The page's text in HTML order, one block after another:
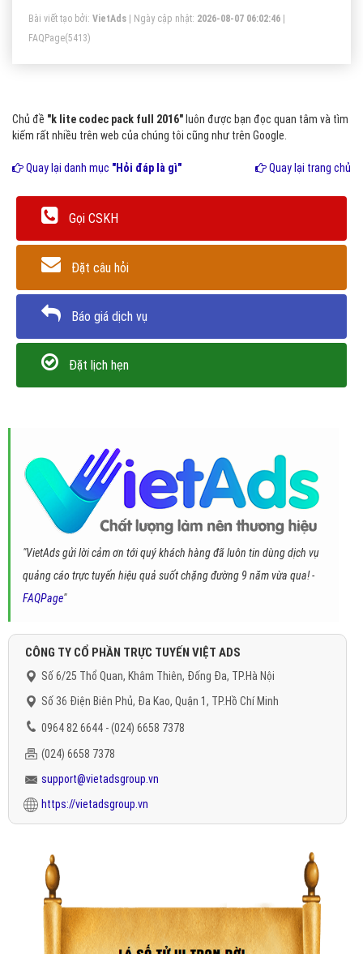
Bài viết tạo bởi: VietAds | Ngày cập nhật: 2026-08-07 06:02:46
FAQPage(5413)
Chủ đề "k lite codec pack full 2016" luôn được bạn đọc quan tâm và tìm
kiếm rất nhiều trên web của chúng tôi cũng như trên Google.
Quay lại danh mục "Hỏi đáp là gì" Quay lại trang chủ
Gọi CSKH
Đặt câu hỏi
Báo giá dịch vụ
Đặt lịch hẹn
"VietAds gửi lời cảm ơn tới quý khách hàng đã luôn tin dùng dịch vụ
quảng cáo trực tuyến hiệu quả suốt chặng đường 9 năm vừa qua! -
FAQPage"
CÔNG TY CỔ PHẦN TRỰC TUYẾN VIỆT ADS
Số 6/25 Thổ Quan, Khâm Thiên, Đống Đa, TP.Hà Nội
Số 36 Điện Biên Phủ, Đa Kao, Quận 1, TP.Hồ Chí Minh
0964 82 6644 - (024) 6658 7378
(024) 6658 7378
support@vietadsgroup.vn
https://vietadsgroup.vn